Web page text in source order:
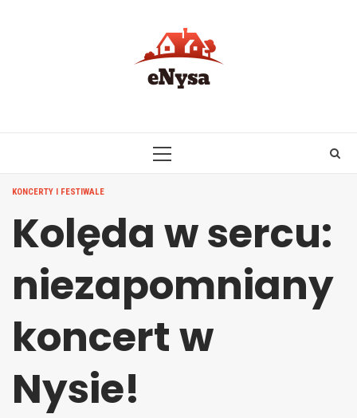
PRIMARY
KONCERTY I FESTIWALE
Kolęda w sercu:
niezapomniany
koncert w
Nysie!